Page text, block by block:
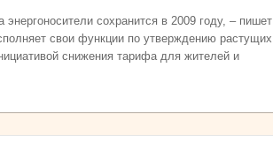
сохранится в 2009 году, – пишет
свои функции по утверждению растущих
снижения тарифа для жителей и